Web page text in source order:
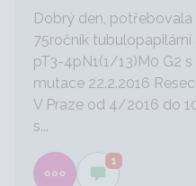
Dobrý den,
75ročník
pT3-4pN1(1/13)M0 G2
mutace 22.2.2016
V Praze od 4/2016 do
s...
1